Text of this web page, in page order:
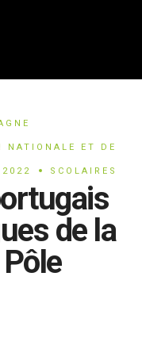
NATIONALE ET DE
2022
SCOLAIRES
de la